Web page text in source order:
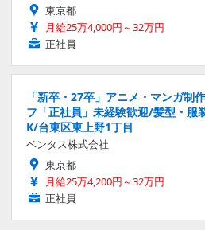
東京都
月給25万4,000円～32万円
正社員
「新卒・27卒」アニメ・マンガ制
フ「正社員」未経験歓迎/髪型・服
K/台東区東上野1丁目
ベンタス株式会社
東京都
月給25万4,200円～32万円
正社員